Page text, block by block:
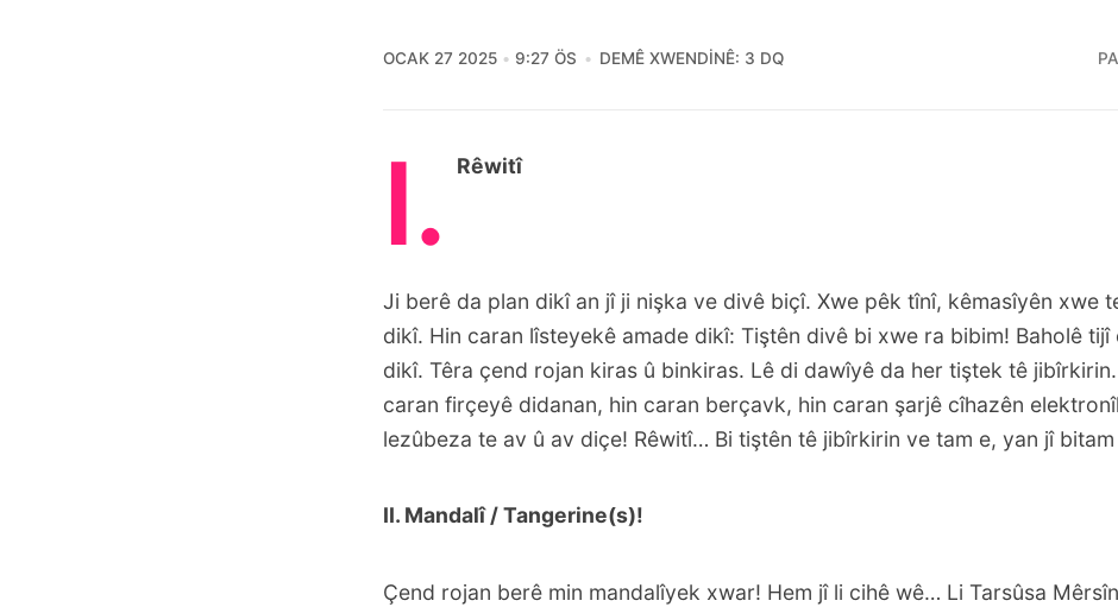
OCAK 27 2025 9:27 ÖS DEMÊ XWENDINÊ: 3 DQ
I. Rêwitî
Ji berê da plan dikî an jî ji nişka ve divê biçî. Xwe pêk tînî, kêmasîyên xwe
dikî. Hin caran lîsteyekê amade dikî: Tiştên divê bi xwe ra bibim! Baholê tijî
dikî. Têra çend rojan kiras û binkiras. Lê di dawîyê da her tiştek tê
caran firçeyê didanan, hin caran berçavk, hin caran şarjê cîhazên
lezûbeza te av û av diçe! Rêwitî… Bi tiştên tê jibîrkirin ve tam e, yan jî bitam
II. Mandalî / Tangerine(s)!
Çend rojan berê min mandalîyek xwar! Hem jî li cihê wê… Li Tarsûsa